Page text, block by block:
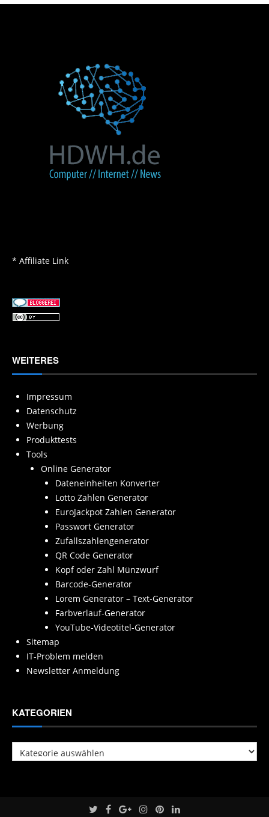
* Affiliate Link
WEITERES
Impressum
Datenschutz
Werbung
Produkttests
Tools
Online Generator
Dateneinheiten Konverter
Lotto Zahlen Generator
EuroJackpot Zahlen Generator
Passwort Generator
Zufallszahlengenerator
QR Code Generator
Kopf oder Zahl Münzwurf
Barcode-Generator
Lorem Generator – Text-Generator
Farbverlauf-Generator
YouTube-Videotitel-Generator
Sitemap
IT-Problem melden
Newsletter Anmeldung
KATEGORIEN
Kategorien